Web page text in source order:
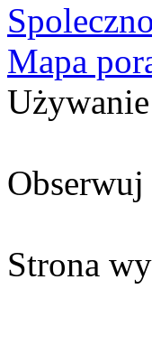
Mapa
Obserwuj
Strona